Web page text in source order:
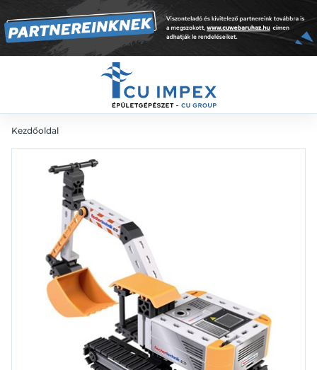
Kezdőoldal
10 320 Ft